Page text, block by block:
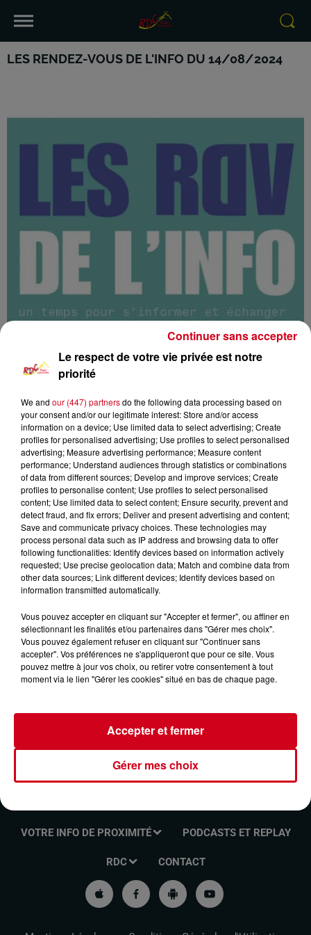
LES RENDEZ-VOUS DE L'INFO DU 14/08/2024
Les rendez-vous de l'info RDC
RDC
Les rendez-vous de l'info
0:00 9 min 38 sec
14 août 2024 - 9 min 38 sec
LES RENDEZ-VOUS DE L'INFO DU 14/08/2024
Les rendez-vous de l'info
VOTRE INFO DE PROXIMITÉ PODCASTS ET REPLAY
RDC CONTACT
Le respect de votre vie privée est notre
priorité
We and our (447) partnersdo the following data processing based on
your consent and/or our legitimate interest: Store and/or access
information on a device; Use limited data to select advertising; Create
profiles for personalised advertising; Use profiles to select personalised
advertising; Measure advertising performance; Measure content
performance; Understand audiences through statistics or combinations
of data from different sources; Develop and improve services; Create
profiles to personalise content; Use profiles to select personalised
content; Use limited data to select content; Ensure security, prevent and
detect fraud, and fix errors; Deliver and present advertising and content;
Save and communicate privacy choices. These technologies may
process personal data such as IP address and browsing data to offer
following functionalities: Identify devices based on information actively
requested; Use precise geolocation data; Match and combine data from
other data sources; Link different devices; Identify devices based on
information transmitted automatically.
Vous pouvez accepter en cliquant sur "Accepter et fermer", ou affiner en
sélectionnant les finalités et/ou partenaires dans "Gérer mes choix".
Vous pouvez également refuser en cliquant sur "Continuer sans
accepter". Vos préférences ne s'appliqueront que pour ce site. Vous
pouvez mettre à jour vos choix, ou retirer votre consentement à tout
moment via le lien "Gérer les cookies" situé en bas de chaque page.
Gérer mes choix
Accepter et fermer
Continuer sans accepter